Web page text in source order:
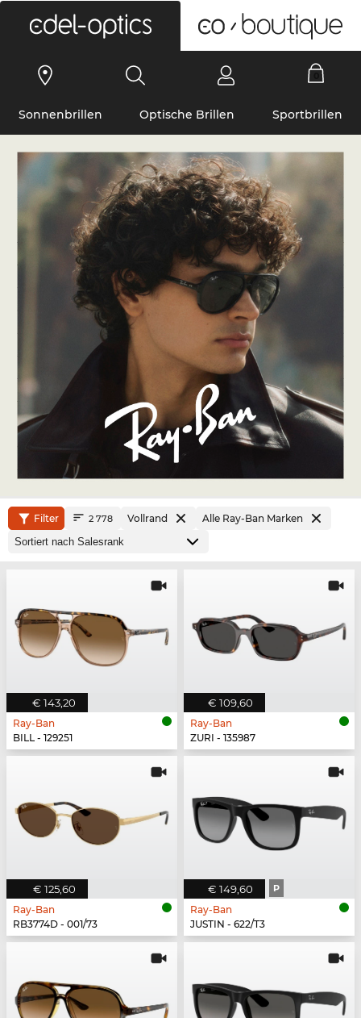
Sonnenbrillen Optische Brillen Sportbrillen
Filter 2 778 Vollrand Alle Ray-Ban Marken
€ 143,20
Ray-Ban
BILL - 129251
€ 109,60
Ray-Ban
ZURI - 135987
€ 125,60
Ray-Ban
RB3774D - 001/73
€ 149,60 P
Ray-Ban
JUSTIN - 622/T3